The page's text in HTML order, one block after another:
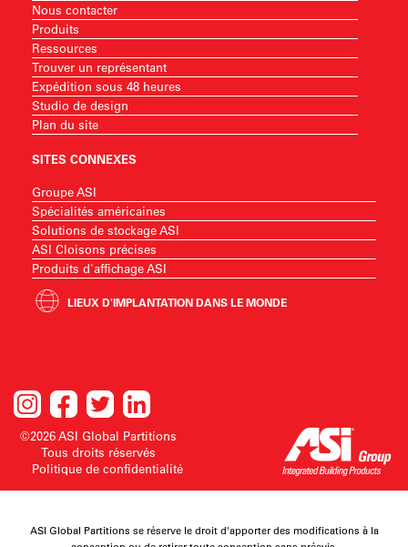
Nous contacter
Produits
Ressources
Trouver un représentant
Expédition sous 48 heures
Studio de design
Plan du site
SITES CONNEXES
Groupe ASI
Spécialités américaines
Solutions de stockage ASI
ASI Cloisons précises
Produits d'affichage ASI
LIEUX D'IMPLANTATION DANS LE MONDE
©2026 ASI Global Partitions
Tous droits réservés
Politique de confidentialité
ASI Global Partitions se réserve le droit d'apporter des modifications à la